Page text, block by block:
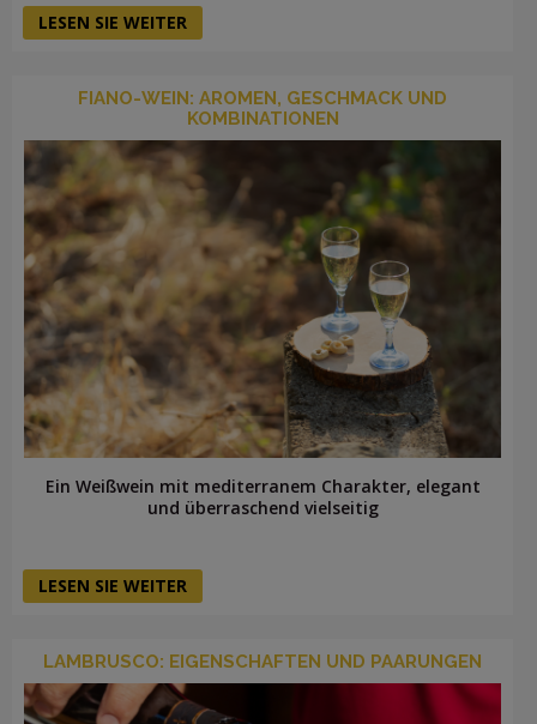
LESEN SIE WEITER
FIANO-WEIN: AROMEN, GESCHMACK UND
KOMBINATIONEN
Ein Weißwein mit mediterranem Charakter, elegant
und überraschend vielseitig
LESEN SIE WEITER
LAMBRUSCO: EIGENSCHAFTEN UND PAARUNGEN